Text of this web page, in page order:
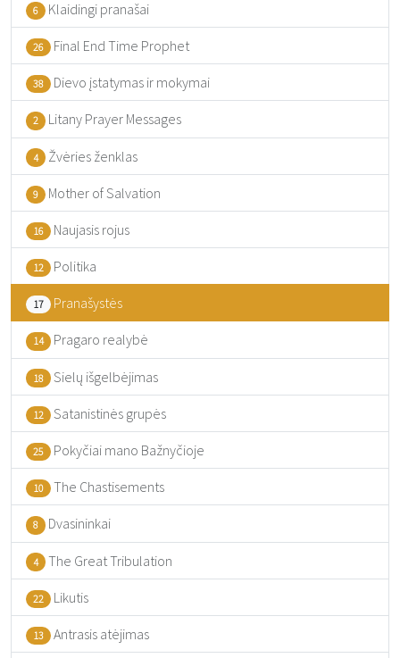
6 Klaidingi pranašai
26 Final End Time Prophet
38 Dievo įstatymas ir mokymai
2 Litany Prayer Messages
4 Žvėries ženklas
9 Mother of Salvation
16 Naujasis rojus
12 Politika
17 Pranašystės
14 Pragaro realybė
18 Sielų išgelbėjimas
12 Satanistinės grupės
25 Pokyčiai mano Bažnyčioje
10 The Chastisements
8 Dvasininkai
4 The Great Tribulation
22 Likutis
13 Antrasis atėjimas